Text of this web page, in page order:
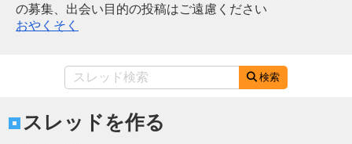
の募集、出会い目的の投稿はご遠慮ください
おやくそく
検索
スレッドを作る